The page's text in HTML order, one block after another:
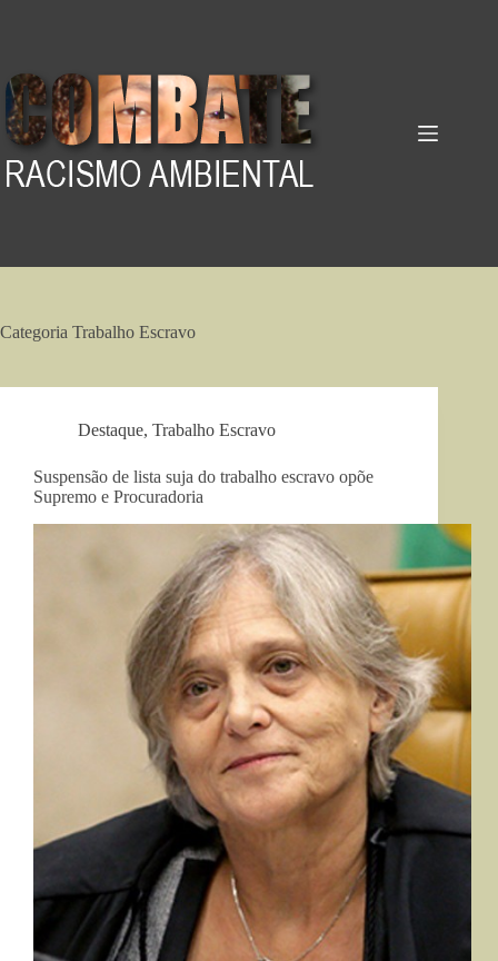
Categoria Trabalho Escravo
Destaque, Trabalho Escravo
Suspensão de lista suja do trabalho escravo opõe
Supremo e Procuradoria